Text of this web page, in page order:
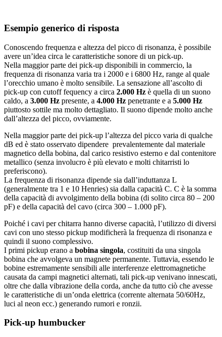
Esempio generico di risposta
Conoscendo frequenza e altezza del picco di risonanza, è possibile
avere un’idea circa le caratteristiche sonore di un pick-up.
Nella maggior parte dei pick-up disponibili in commercio, la
frequenza di risonanza varia tra i 2000 e i 6800 Hz, range al quale
l’orecchio umano è molto sensibile. La sensazione all’ascolto di
pick-up con cutoff fequency a circa 2.000 Hz è quella di un suono
caldo, a 3.000 Hz presente, a 4.000 Hz penetrante e a 5.000 Hz
piuttosto sottile ma molto dettagliato. Il suono dipende molto anche
dall’altezza del picco, ovviamente.
Nella maggior parte dei pick-up l’altezza del picco varia di qualche
dB ed è stato osservato dipendere prevalentemente dal materiale
magnetico della bobina, dal carico resistivo esterno e dal contenitore
metallico (senza involucro è più elevato e molti chitarristi lo
preferiscono).
La frequenza di risonanza dipende sia dall’induttanza L
(generalmente tra 1 e 10 Henries) sia dalla capacità C. C è la somma
della capacità di avvolgimento della bobina (di solito circa 80 – 200
pF) e della capacità del cavo (circa 300 – 1.000 pF).
Poiché i cavi per chitarra hanno diverse capacità, l’utilizzo di diversi
cavi con uno stesso pickup modificherà la frequenza di risonanza e
quindi il suono complessivo.
I primi pickup erano a bobina singola, costituiti da una singola
bobina che avvolgeva un magnete permanente. Tuttavia, essendo le
bobine estremamente sensibili alle interferenze elettromagnetiche
causata da campi magnetici alternati, tali pick-up venivano innescati,
oltre che dalla vibrazione della corda, anche da tutto ciò che avesse
le caratteristiche di un’onda elettrica (corrente alternata 50/60Hz,
luci al neon ecc.) generando rumori e ronzii.
Pick-up humbucker